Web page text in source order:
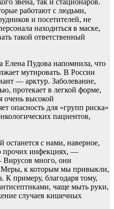
звена, так и стационаров.
работают с людьми,
и посетителей, не
находиться в маске,
такой ответственный
Елена Пудова напомнила, что
мутировать. В России
— арктур. Заболевание,
протекает в легкой форме,
очень высокой
опасность для «групп риска»
пациентов,
останется с нами, наверное,
прочих инфекциях, —
Вирусов много, они
Меры, к которым мы привыкли,
К примеру, благодаря тому,
чаще мыть руки,
случаев кишечных